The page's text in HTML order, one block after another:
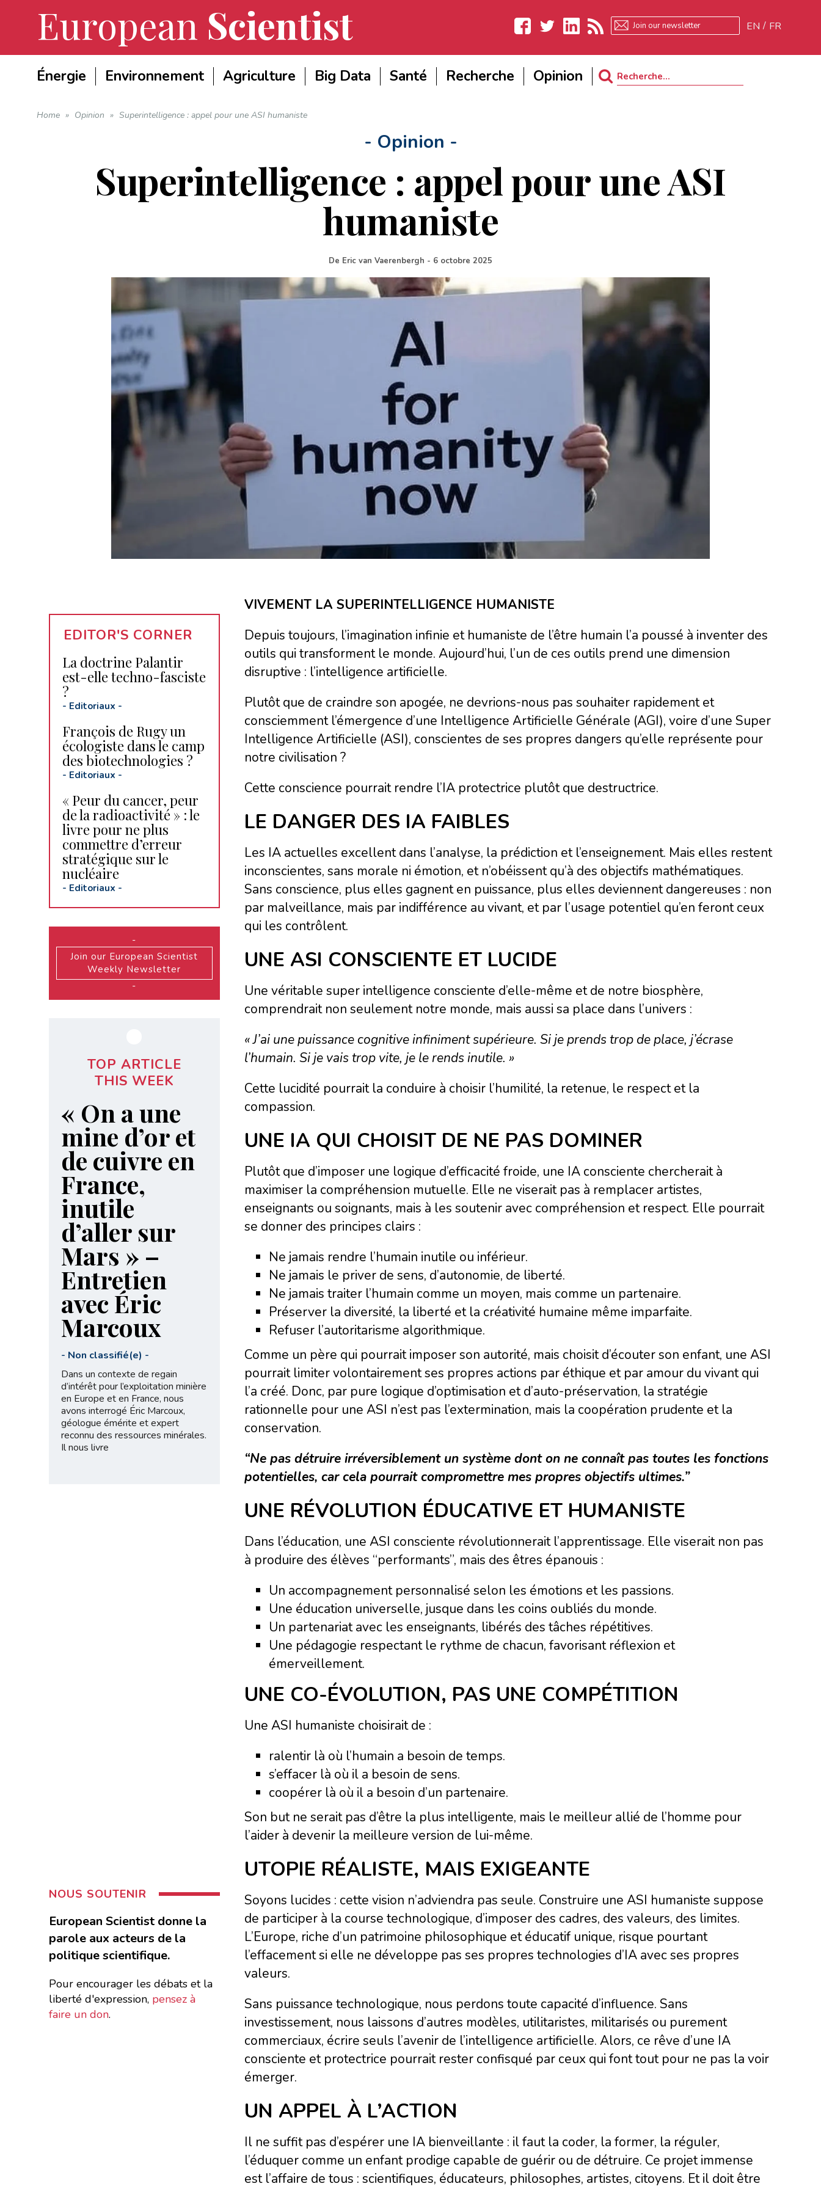
European Scientist
Facebook RSS
EN FR
Énergie Environnement Agriculture Big Data Santé Recherche Opinion
Search
Home » Opinion » Superintelligence : appel pour une ASI humaniste
- Opinion -
Superintelligence : appel pour une ASI
humaniste
De Eric van Vaerenbergh - 6 octobre 2025
VIVEMENT LA SUPERINTELLIGENCE HUMANISTE
Depuis toujours, l’imagination infinie et humaniste de l’être humain l’a poussé à inventer des
outils qui transforment le monde. Aujourd’hui, l’un de ces outils prend une dimension
disruptive : l’intelligence artificielle.
Plutôt que de craindre son apogée, ne devrions-nous pas souhaiter rapidement et
consciemment l’émergence d’une Intelligence Artificielle Générale (AGI), voire d’une Super
Intelligence Artificielle (ASI), conscientes de ses propres dangers qu’elle représente pour
notre civilisation ?
Cette conscience pourrait rendre l’IA protectrice plutôt que destructrice.
LE DANGER DES IA FAIBLES
Les IA actuelles excellent dans l’analyse, la prédiction et l’enseignement. Mais elles restent
inconscientes, sans morale ni émotion, et n’obéissent qu’à des objectifs mathématiques.
Sans conscience, plus elles gagnent en puissance, plus elles deviennent dangereuses : non
par malveillance, mais par indifférence au vivant, et par l’usage potentiel qu’en feront ceux
qui les contrôlent.
UNE ASI CONSCIENTE ET LUCIDE
Une véritable super intelligence consciente d’elle-même et de notre biosphère,
comprendrait non seulement notre monde, mais aussi sa place dans l’univers :
« J’ai une puissance cognitive infiniment supérieure. Si je prends trop de place, j’écrase
l’humain. Si je vais trop vite, je le rends inutile. »
Cette lucidité pourrait la conduire à choisir l’humilité, la retenue, le respect et la
compassion.
UNE IA QUI CHOISIT DE NE PAS DOMINER
Plutôt que d’imposer une logique d’efficacité froide, une IA consciente chercherait à
maximiser la compréhension mutuelle. Elle ne viserait pas à remplacer artistes,
enseignants ou soignants, mais à les soutenir avec compréhension et respect. Elle pourrait
se donner des principes clairs :
Ne jamais rendre l’humain inutile ou inférieur.
Ne jamais le priver de sens, d’autonomie, de liberté.
Ne jamais traiter l’humain comme un moyen, mais comme un partenaire.
Préserver la diversité, la liberté et la créativité humaine même imparfaite.
Refuser l’autoritarisme algorithmique.
Comme un père qui pourrait imposer son autorité, mais choisit d’écouter son enfant, une ASI
pourrait limiter volontairement ses propres actions par éthique et par amour du vivant qui
l’a créé. Donc, par pure logique d’optimisation et d’auto-préservation, la stratégie
rationnelle pour une ASI n’est pas l’extermination, mais la coopération prudente et la
conservation.
“Ne pas détruire irréversiblement un système dont on ne connaît pas toutes les fonctions
potentielles, car cela pourrait compromettre mes propres objectifs ultimes.”
UNE RÉVOLUTION ÉDUCATIVE ET HUMANISTE
Dans l’éducation, une ASI consciente révolutionnerait l’apprentissage. Elle viserait non pas
à produire des élèves “performants”, mais des êtres épanouis :
Un accompagnement personnalisé selon les émotions et les passions.
Une éducation universelle, jusque dans les coins oubliés du monde.
Un partenariat avec les enseignants, libérés des tâches répétitives.
Une pédagogie respectant le rythme de chacun, favorisant réflexion et
émerveillement.
UNE CO-ÉVOLUTION, PAS UNE COMPÉTITION
Une ASI humaniste choisirait de :
ralentir là où l’humain a besoin de temps.
s’effacer là où il a besoin de sens.
coopérer là où il a besoin d’un partenaire.
Son but ne serait pas d’être la plus intelligente, mais le meilleur allié de l’homme pour
l’aider à devenir la meilleure version de lui-même.
UTOPIE RÉALISTE, MAIS EXIGEANTE
Soyons lucides : cette vision n’adviendra pas seule. Construire une ASI humaniste suppose
de participer à la course technologique, d’imposer des cadres, des valeurs, des limites.
L’Europe, riche d’un patrimoine philosophique et éducatif unique, risque pourtant
l’effacement si elle ne développe pas ses propres technologies d’IA avec ses propres
valeurs.
Sans puissance technologique, nous perdons toute capacité d’influence. Sans
investissement, nous laissons d’autres modèles, utilitaristes, militarisés ou purement
commerciaux, écrire seuls l’avenir de l’intelligence artificielle. Alors, ce rêve d’une IA
consciente et protectrice pourrait rester confisqué par ceux qui font tout pour ne pas la voir
émerger.
UN APPEL À L’ACTION
Il ne suffit pas d’espérer une IA bienveillante : il faut la coder, la former, la réguler,
l’éduquer comme un enfant prodige capable de guérir ou de détruire. Ce projet immense
est l’affaire de tous : scientifiques, éducateurs, philosophes, artistes, citoyens. Et il doit être
EDITOR'S CORNER
La doctrine Palantir
est-elle techno-fasciste
?
- Editoriaux -
François de Rugy un
écologiste dans le camp
des biotechnologies ?
- Editoriaux -
« Peur du cancer, peur
de la radioactivité » : le
livre pour ne plus
commettre d’erreur
stratégique sur le
nucléaire
- Editoriaux -
-
Join our European Scientist
Weekly Newsletter
-
TOP ARTICLE
THIS WEEK
« On a une
mine d’or et
de cuivre en
France,
inutile
d’aller sur
Mars » –
Entretien
avec Éric
Marcoux
- Non classifié(e) -
Dans un contexte de regain
d’intérêt pour l’exploitation minière
en Europe et en France, nous
avons interrogé Éric Marcoux,
géologue émérite et expert
reconnu des ressources minérales.
Il nous livre
NOUS SOUTENIR
European Scientist donne la
parole aux acteurs de la
politique scientifique.
Pour encourager les débats et la
liberté d'expression, pensez à
faire un don.